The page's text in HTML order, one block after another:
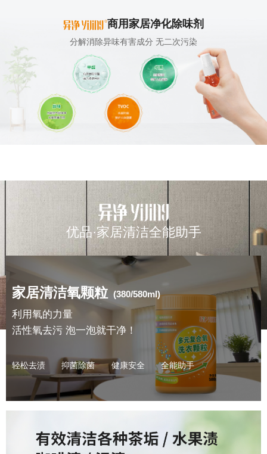
商用家居净化除味剂
分解消除异味有害成分 无二次污染
优品·家居清洁全能助手
家居清洁氧颗粒 (380/580ml)
利用氧的力量
活性氧去污 泡一泡就干净！
轻松去渍 抑菌除菌 健康安全 全能助手